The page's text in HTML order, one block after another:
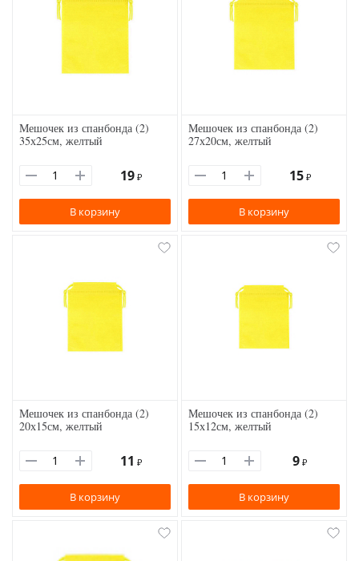
Мешочек из спанбонда (2)
35х25см, желтый
19 ₽
В корзину
Мешочек из спанбонда (2)
27х20см, желтый
15 ₽
В корзину
Мешочек из спанбонда (2)
20х15см, желтый
11 ₽
В корзину
Мешочек из спанбонда (2)
15х12см, желтый
9 ₽
В корзину